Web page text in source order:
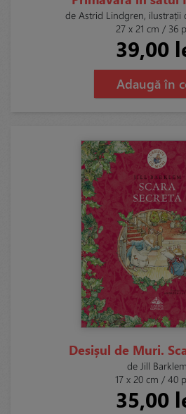
de Astrid Lindgren, ilustrații
27 x 21 cm / 36
39,00
Adaugă în
Desișul de Muri.
de Jill Barklem
17 x 20 cm / 40
35,00